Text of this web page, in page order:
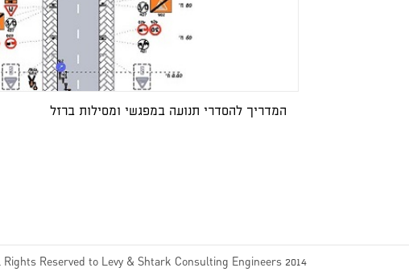
המדריך להסדרי תנועה במפגשי ומסילות ברזל
Rights Reserved to Levy & Shtark Consulting Engineers 2014